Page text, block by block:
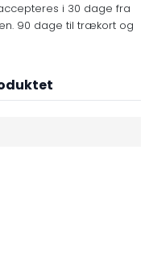
i 30 dage fra
90 dage til trækort og